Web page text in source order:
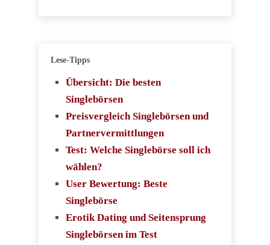
Lese-Tipps
Übersicht: Die besten
Singlebörsen
Preisvergleich Singlebörsen und
Partnervermittlungen
Test: Welche Singlebörse soll ich
wählen?
User Bewertung: Beste
Singlebörse
Erotik Dating und Seitensprung
Singlebörsen im Test